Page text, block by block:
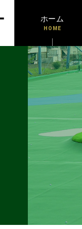
ホーム
HOME